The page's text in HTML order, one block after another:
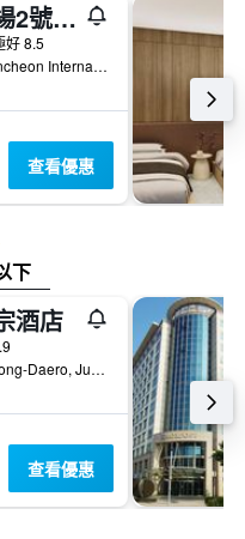
仁川機場2號航站樓過境酒店
好 8.5
Terminal 2 Incheon International Airport, 仁川, 韓國
查看優惠
下
酒店
114, Yeongjong-Daero, Jung-gu, 仁川, 韓國
查看優惠